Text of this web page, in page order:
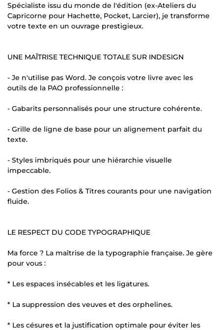
Spécialiste issu du monde de l'édition (ex-Ateliers du
Capricorne pour Hachette, Pocket, Larcier), je transforme
votre texte en un ouvrage prestigieux.
UNE MAÎTRISE TECHNIQUE TOTALE SUR INDESIGN
- Je n'utilise pas Word. Je conçois votre livre avec les
outils de la PAO professionnelle :
- Gabarits personnalisés pour une structure cohérente.
- Grille de ligne de base pour un alignement parfait du
texte.
- Styles imbriqués pour une hiérarchie visuelle
impeccable.
- Gestion des Folios & Titres courants pour une navigation
fluide.
LE RESPECT DU CODE TYPOGRAPHIQUE
Ma force ? La maîtrise de la typographie française. Je gère
pour vous :
* Les espaces insécables et les ligatures.
* La suppression des veuves et des orphelines.
* Les césures et la justification optimale pour éviter les